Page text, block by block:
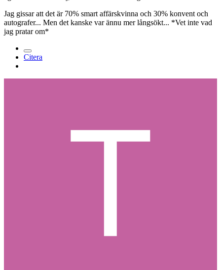
Jag gissar att det är 70% smart affärskvinna och 30% konvent och
autografer... Men det kanske var ännu mer långsökt... *Vet inte vad
jag pratar om*
Citera